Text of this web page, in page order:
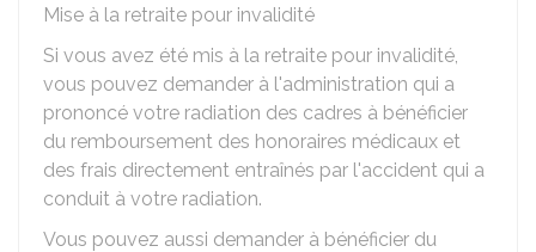
Mise à la retraite pour invalidité
Si vous avez été mis à la retraite pour invalidité,
vous pouvez demander à l'administration qui a
prononcé votre radiation des cadres à bénéficier
du remboursement des honoraires médicaux et
des frais directement entraînés par l'accident qui a
conduit à votre radiation.
Vous pouvez aussi demander à bénéficier du